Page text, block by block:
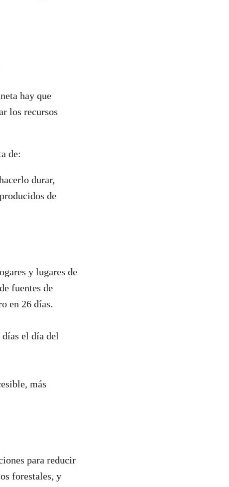
hay que
los recursos
de:
durar,
de
y lugares de
fuentes de
en 26 días.
el día del
más
para reducir
forestales, y